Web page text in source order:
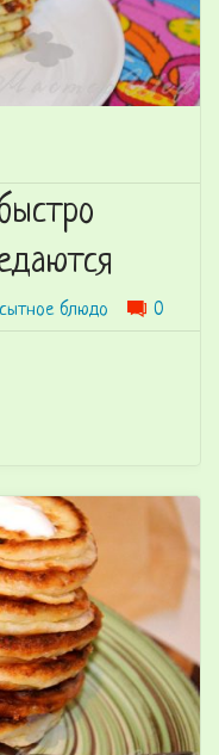
сытное блюдо 0